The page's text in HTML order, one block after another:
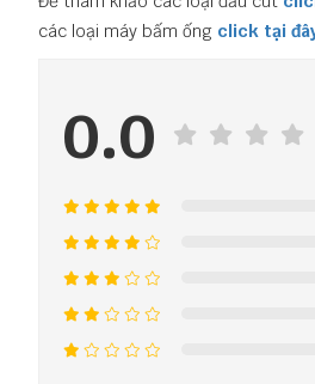
các loại máy bấm ống click tại
0.0